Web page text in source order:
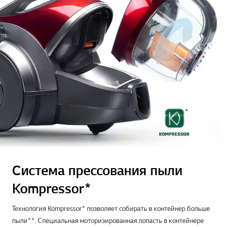
Система прессования пыли
Kompressor*
Технология Kompressor* позволяет собирать в контейнер больше
пыли**. Специальная моторизированная лопасть в контейнере